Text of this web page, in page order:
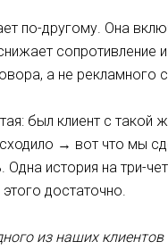
по-другому. Она
сопротивление
а не рекламного
был клиент с такой
→ вот что мы
Одна история на три-
достаточно.
из наших